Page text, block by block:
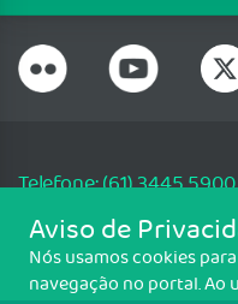
Telefone: (61) 3445 5900
Email:
SGAS 616, Conjunto D, Lote
CNPJ: 33.583.550/0001-30
Aviso de
Nós usamos cookies
navegação no portal. Ao